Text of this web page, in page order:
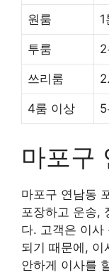
원룸 1
투룸
쓰리룸
4룸 이상
마포구
마포구 연남동
포장하고 운송,
다. 고객은 이사
되기 때문에, 이
안하게 이사를